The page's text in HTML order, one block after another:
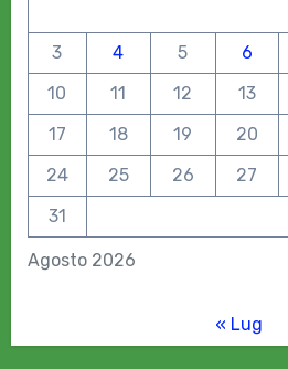
Agosto 2026
3
4 5 6
10
11 12 13
17
18 19 20
24
25 26 27
31
« Lug